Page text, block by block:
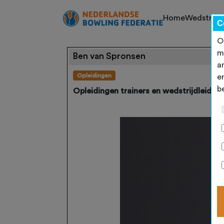
Home
Ben van Spronsen
Opleidingen
Opleidingen trainers en wedstrijdleiders